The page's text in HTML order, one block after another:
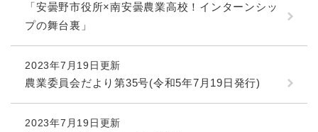
「安曇野市役所×南安曇農業高校！インターンシッ
プの舞台裏」
2023年7月19日更新
農業委員会だより第35号(令和5年7月19日発行)
2023年7月19日更新